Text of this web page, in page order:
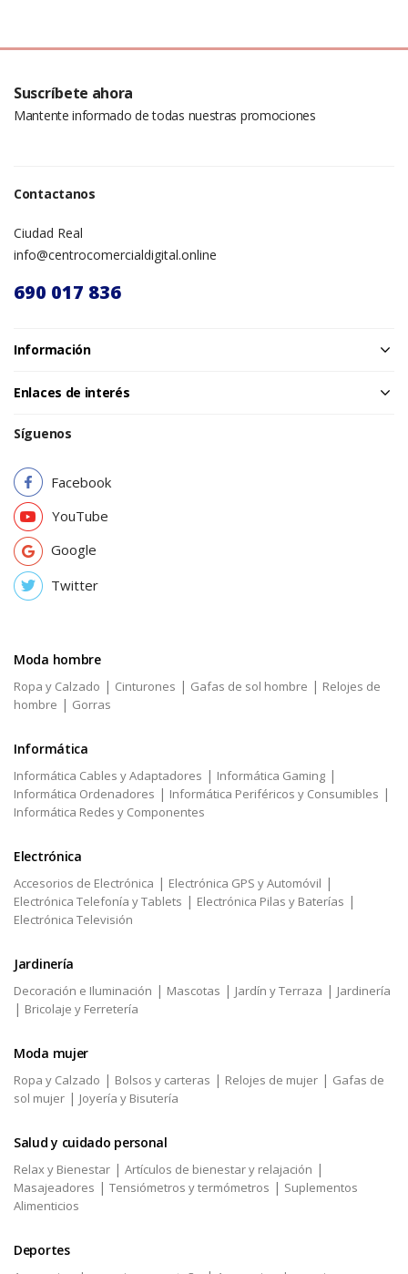
Suscríbete ahora
Mantente informado de todas nuestras promociones
Contactanos
Ciudad Real
info@centrocomercialdigital.online
690 017 836
Información
Enlaces de interés
Síguenos
Facebook
YouTube
Google
Twitter
Moda hombre
Ropa y Calzado | Cinturones | Gafas de sol hombre | Relojes de
hombre | Gorras
Informática
Informática Cables y Adaptadores | Informática Gaming |
Informática Ordenadores | Informática Periféricos y Consumibles |
Informática Redes y Componentes
Electrónica
Accesorios de Electrónica | Electrónica GPS y Automóvil |
Electrónica Telefonía y Tablets | Electrónica Pilas y Baterías |
Electrónica Televisión
Jardinería
Decoración e Iluminación | Mascotas | Jardín y Terraza | Jardinería
| Bricolaje y Ferretería
Moda mujer
Ropa y Calzado | Bolsos y carteras | Relojes de mujer | Gafas de
sol mujer | Joyería y Bisutería
Salud y cuidado personal
Relax y Bienestar | Artículos de bienestar y relajación |
Masajeadores | Tensiómetros y termómetros | Suplementos
Alimenticios
Deportes